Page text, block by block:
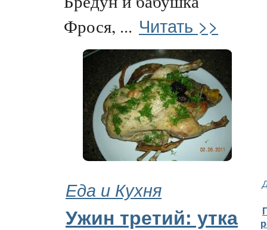
Фрося, ... Читать >>
Еда и Кухня
Ужин третий: утка